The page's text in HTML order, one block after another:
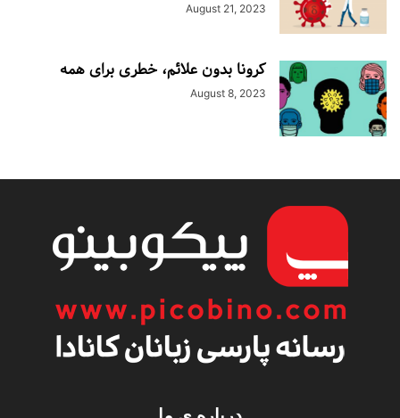
August 21, 2023
کرونا بدون علائم، خطری برای همه
August 8, 2023